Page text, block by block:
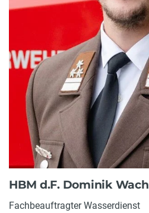
HBM d.F. Dominik
Fachbeauftragter Wasserdienst